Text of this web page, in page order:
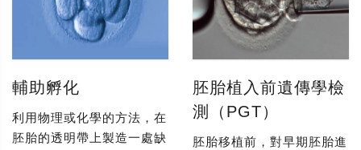
輔助孵化
利用物理或化學的方法，在
胚胎的透明帶上製造一處缺
胚胎植入前遺傳學檢
測（PGT）
胚胎移植前，對早期胚胎進